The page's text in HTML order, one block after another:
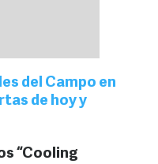
del Campo en
de hoy y
“Cooling